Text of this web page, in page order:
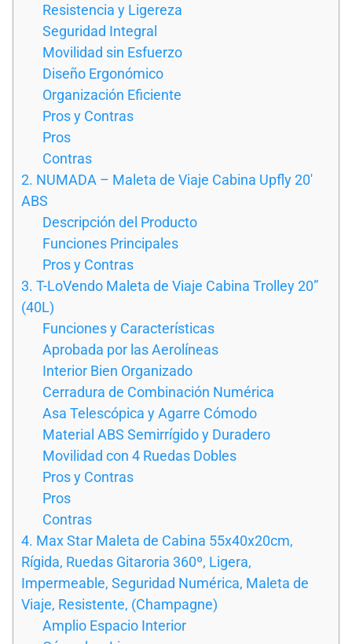
Resistencia y Ligereza
Seguridad Integral
Movilidad sin Esfuerzo
Diseño Ergonómico
Organización Eficiente
Pros y Contras
Pros
Contras
2. NUMADA – Maleta de Viaje Cabina Upfly 20′
ABS
Descripción del Producto
Funciones Principales
Pros y Contras
3. T-LoVendo Maleta de Viaje Cabina Trolley 20”
(40L)
Funciones y Características
Aprobada por las Aerolíneas
Interior Bien Organizado
Cerradura de Combinación Numérica
Asa Telescópica y Agarre Cómodo
Material ABS Semirrígido y Duradero
Movilidad con 4 Ruedas Dobles
Pros y Contras
Pros
Contras
4. Max Star Maleta de Cabina 55x40x20cm,
Rígida, Ruedas Gitaroria 360º, Ligera,
Impermeable, Seguridad Numérica, Maleta de
Viaje, Resistente, (Champagne)
Amplio Espacio Interior